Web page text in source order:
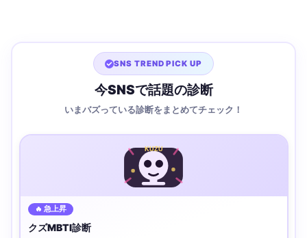
SNS TREND PICK UP
今SNSで話題の診断
いまバズっている診断をまとめてチェック！
KUZU
🔥 急上昇
クズMBTI診断